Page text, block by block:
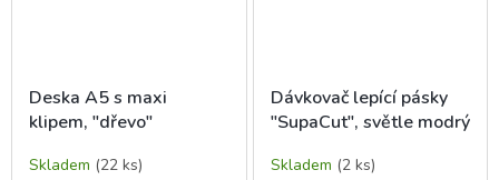
Deska A5 s maxi
klipem, "dřevo"
Skladem (22 ks)
Dávkovač lepící pásky
"SupaCut", světle modrý
Skladem (2 ks)